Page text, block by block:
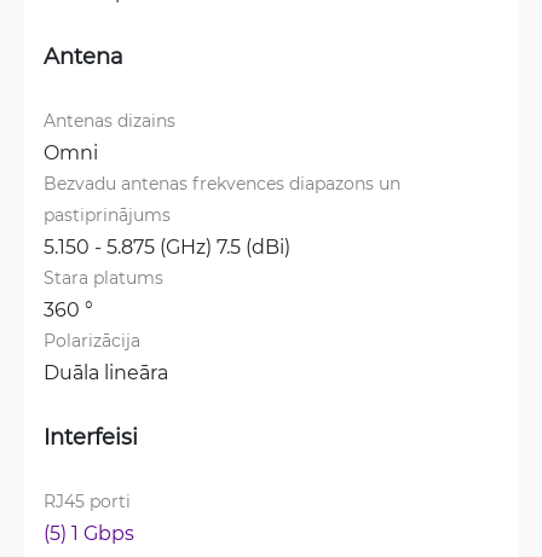
Antena
Antenas dizains
Omni
Bezvadu antenas frekvences diapazons un
pastiprinājums
5.150 - 5.875 (GHz) 7.5 (dBi)
Stara platums
360 °
Polarizācija
Duāla lineāra
Interfeisi
RJ45 porti
(5) 1 Gbps